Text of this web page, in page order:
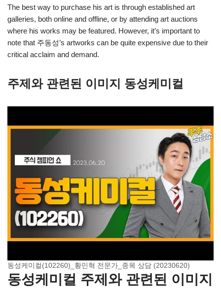
The best way to purchase his art is through established art
galleries, both online and offline, or by attending art auctions
where his works may be featured. However, it’s important to
note that 주동성’s artworks can be quite expensive due to their
critical acclaim and demand.
주제와 관련된 이미지 동성케미컬
동성케미컬(102260)_황민혁 전문가_종목 상담 (20230620)
동성케미컬 주제와 관련된 이미지